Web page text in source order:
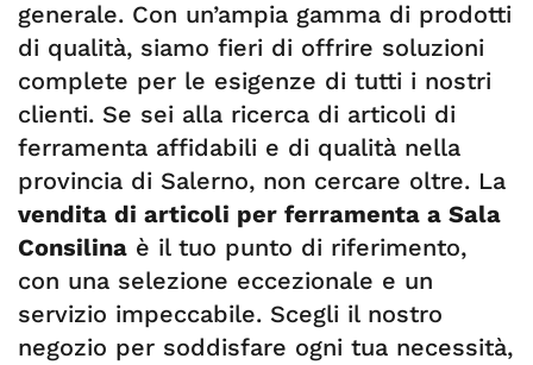
generale. Con un’ampia gamma di prodotti
di qualità, siamo fieri di offrire soluzioni
complete per le esigenze di tutti i nostri
clienti. Se sei alla ricerca di articoli di
ferramenta affidabili e di qualità nella
provincia di Salerno, non cercare oltre. La
vendita di articoli per ferramenta a Sala
Consilina è il tuo punto di riferimento,
con una selezione eccezionale e un
servizio impeccabile. Scegli il nostro
negozio per soddisfare ogni tua necessità,